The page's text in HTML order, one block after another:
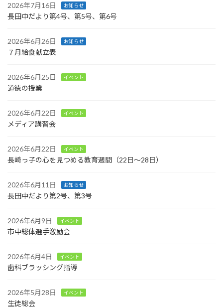
2026年7月16日 お知らせ
長田中だより第4号、第5号、第6号
2026年6月26日 お知らせ
７月給食献立表
2026年6月25日 イベント
道徳の授業
2026年6月22日 イベント
メディア講習会
2026年6月22日 イベント
長崎っ子の心を見つめる教育週間（22日～28日）
2026年6月11日 お知らせ
長田中だより第2号、第3号
2026年6月9日 イベント
市中総体選手激励会
2026年6月4日 イベント
歯科ブラッシング指導
2026年5月28日 イベント
生徒総会